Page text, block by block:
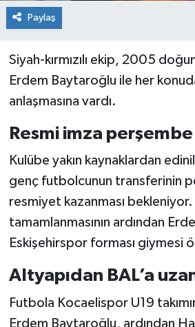
Paylaş
Siyah-kırmızılı ekip, 2005
Erdem Baytaroğlu ile her
anlaşmasına vardı.
Resmi imza
Kulübe yakın kaynaklardan
genç futbolcunun transferinin
resmiyet kazanması
tamamlanmasının ardından
Eskişehirspor forması giymesi
Altyapıdan BAL’a
Futbola Kocaelispor U19
Erdem Baytaroğlu, ardından